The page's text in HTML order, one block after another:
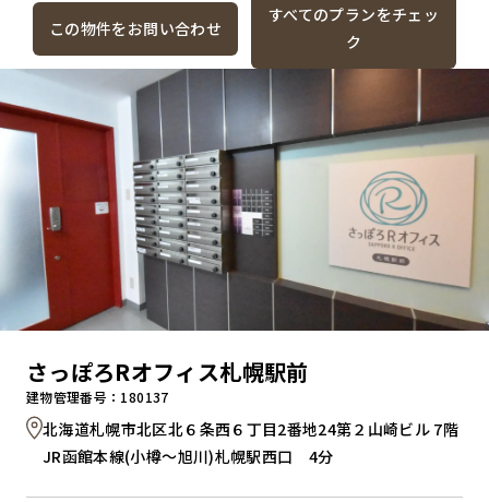
この物件をお問い合わせ
すべてのプランをチェッ
ク
さっぽろRオフィス札幌駅前
建物管理番号：180137
北海道札幌市北区北６条西６丁目2番地24第２山崎ビル 7階
JR函館本線(小樽～旭川)札幌駅西口 4分